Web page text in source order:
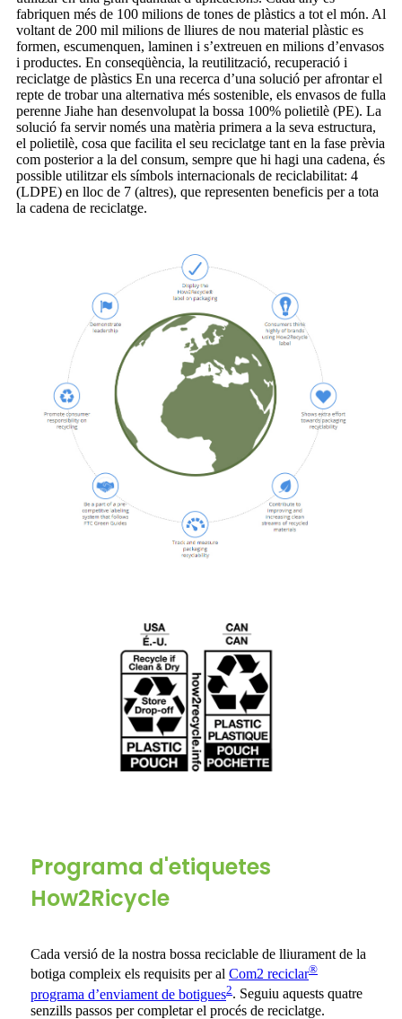
fabriquen més de 100 milions de tones de plàstics a tot el món. Al
voltant de 200 mil milions de lliures de nou material plàstic es
formen, escumenquen, laminen i s’extreuen en milions d’envasos
i productes. En conseqüència, la reutilització, recuperació i
reciclatge de plàstics En una recerca d’una solució per afrontar el
repte de trobar una alternativa més sostenible, els envasos de fulla
perenne Jiahe han desenvolupat la bossa 100% polietilè (PE). La
solució fa servir només una matèria primera a la seva estructura,
el polietilè, cosa que facilita el seu reciclatge tant en la fase prèvia
com posterior a la del consum, sempre que hi hagi una cadena, és
possible utilitzar els símbols internacionals de reciclabilitat: 4
(LDPE) en lloc de 7 (altres), que representen beneficis per a tota
la cadena de reciclatge.
Programa d'etiquetes
How2Ricycle
Cada versió de la nostra bossa reciclable de lliurament de la
botiga compleix els requisits per al Com2 reciclar®
programa d’enviament de botigues2. Seguiu aquests quatre
senzills passos per completar el procés de reciclatge.